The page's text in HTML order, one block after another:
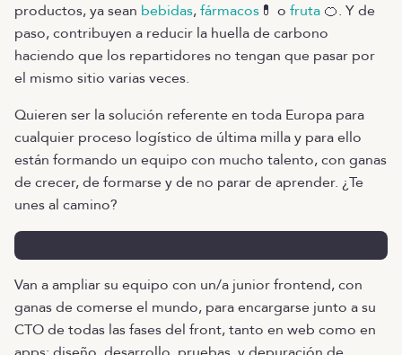
productos, ya sean bebidas,fármacos 💊 o fruta 🍊. Y de
paso, contribuyen a reducir la huella de carbono
haciendo que los repartidores no tengan que pasar por
el mismo sitio varias veces.
Quieren ser la solución referente en toda Europa para
cualquier proceso logístico de última milla y para ello
están formando un equipo con mucho talento, con ganas
de crecer, de formarse y de no parar de aprender. ¿Te
unes al camino?
Van a ampliar su equipo con un/a junior frontend, con
ganas de comerse el mundo, para encargarse junto a su
CTO de todas las fases del front, tanto en web como en